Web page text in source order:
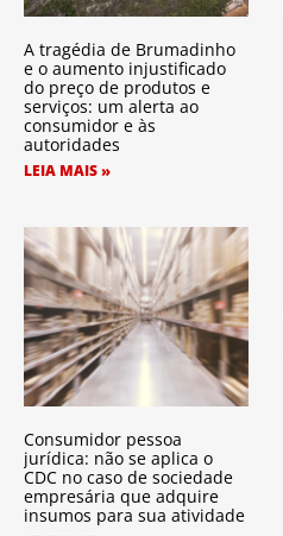
A tragédia de Brumadinho
e o aumento injustificado
do preço de produtos e
serviços: um alerta ao
consumidor e às
autoridades
LEIA MAIS »
Consumidor pessoa
jurídica: não se aplica o
CDC no caso de sociedade
empresária que adquire
insumos para sua atividade